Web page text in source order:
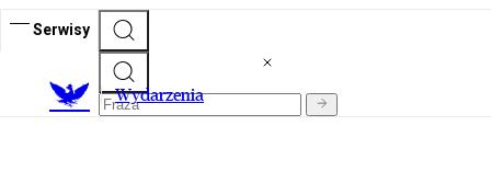
Serwisy
Wydarzenia